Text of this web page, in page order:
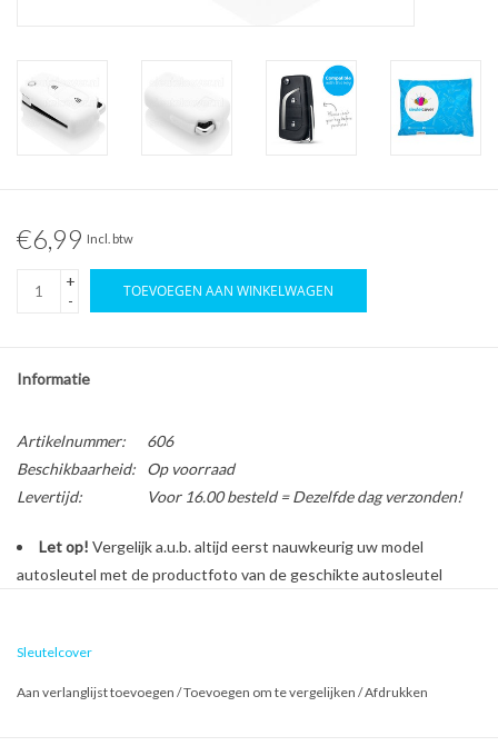
€6,99 Incl. btw
+
-
TOEVOEGEN AAN WINKELWAGEN
Informatie
Artikelnummer:
606
Beschikbaarheid:
Op voorraad
Levertijd:
Voor 16.00 besteld = Dezelfde dag verzonden!
Let op! Vergelijk a.u.b. altijd eerst nauwkeurig uw model
autosleutel met de productfoto van de geschikte autosleutel
Sleutelcover
Aan verlanglijst toevoegen /Toevoegen om te vergelijken /Afdrukken